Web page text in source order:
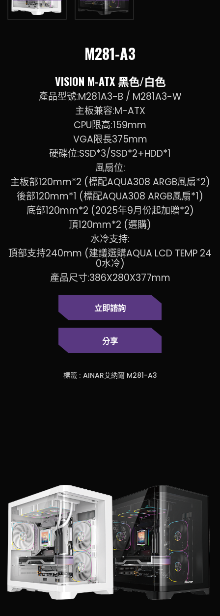
M281-A3
VISION M-ATX 黑色/白色
產品型號:M281A3-B / M281A3-W
主板兼容:M-ATX
CPU限高:159mm
VGA限長375mm
硬碟位:SSD*3/SSD*2+HDD*1
風扇位:
主板部120mm*2 (標配AQUA308 ARGB風扇*2)
後部120mm*1 (標配AQUA308 ARGB風扇*1)
底部120mm*2 (2025年9月份起加贈*2)
頂120mm*2 (選購)
水冷支持:
頂部支持240mm (建議選購AQUA LCD TEMP 24
0水冷)
產品尺寸:386X280X377mm
立即諮詢
分享
標籤 : AINAR艾納爾 M281-A3